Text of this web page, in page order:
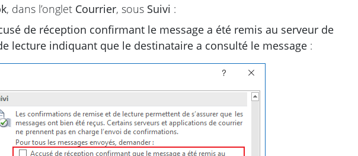
, dans l’onglet Courrier, sous Suivi :
de réception confirmant le message a été remis au serveur de
lecture indiquant que le destinataire a consulté le message :